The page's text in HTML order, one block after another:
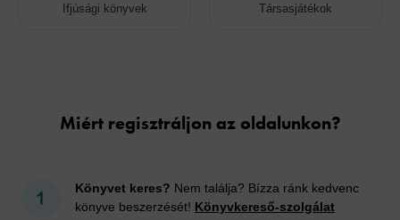
Ifjúsági könyvek Társasjátékok
Miért regisztráljon az oldalunkon?
Könyvet keres? Nem találja? Bízza ránk kedvenc
könyve beszerzését! Könyvkereső-szolgálat